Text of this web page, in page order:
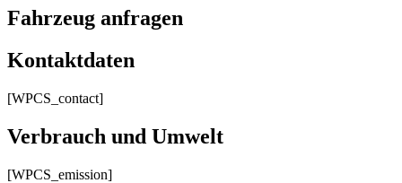
Fahrzeug anfragen
Kontaktdaten
[WPCS_contact]
Verbrauch und Umwelt
[WPCS_emission]